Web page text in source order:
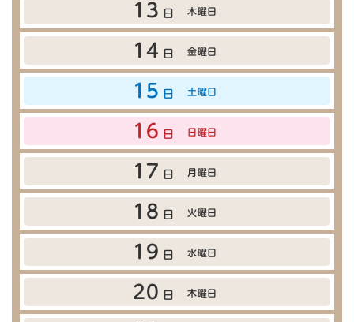
13 日 木曜日
14 日 金曜日
15 日 土曜日
16 日 日曜日
17 日 月曜日
18 日 火曜日
19 日 水曜日
20 日 木曜日